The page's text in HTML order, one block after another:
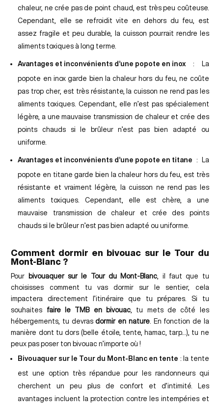
chaleur, ne crée pas de point chaud, est très peu coûteuse.
Cependant, elle se refroidit vite en dehors du feu, est
assez fragile et peu durable, la cuisson pourrait rendre les
aliments toxiques à long terme.
Avantages et inconvénients d’une popote en inox : La
popote en inox garde bien la chaleur hors du feu, ne coûte
pas trop cher, est très résistante, la cuisson ne rend pas les
aliments toxiques. Cependant, elle n’est pas spécialement
légère, a une mauvaise transmission de chaleur et crée des
points chauds si le brûleur n’est pas bien adapté ou
uniforme.
Avantages et inconvénients d’une popote en titane : La
popote en titane garde bien la chaleur hors du feu, est très
résistante et vraiment légère, la cuisson ne rend pas les
aliments toxiques. Cependant, elle est chère, a une
mauvaise transmission de chaleur et crée des points
chauds si le brûleur n’est pas bien adapté ou uniforme.
Comment dormir en bivouac sur le Tour du
Mont-Blanc ?
Pour bivouaquer sur le Tour du Mont-Blanc , il faut que tu
choisisses comment tu vas dormir sur le sentier, cela
impactera directement l’itinéraire que tu prépares. Si tu
souhaites faire le TMB en bivouac , tu mets de côté les
hébergements, tu devrasdormir en nature. En fonction de la
manière dont tu dors (belle étoile, tente, hamac, tarp…), tu ne
peux pas poser ton bivouac n’importe où !
Bivouaquer sur le Tour du Mont-Blanc en tente : la tente
est une option très répandue pour les randonneurs qui
cherchent un peu plus de confort et d’intimité. Les
avantages incluent la protection contre les intempéries et